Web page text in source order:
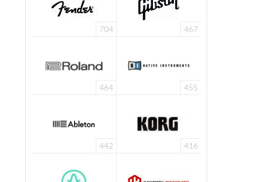
704 467
464 455
442 416